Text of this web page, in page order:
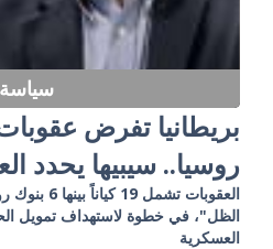
سياسة
بريطانيا تفرض
روسيا.. سيبيها يحدد
الظل"، في خطوة لاستهداف تمويل
العسكرية